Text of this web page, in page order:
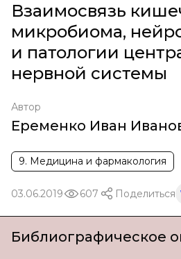
Взаимосвязь
микробиома,
и патологии
нервной системы
Автор
Еременко Иван
9. Медицина и фармакология
03.06.2019 607 Поделиться
Библиографическое